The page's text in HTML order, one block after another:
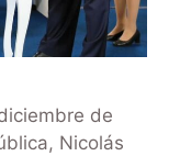
de
Nicolás